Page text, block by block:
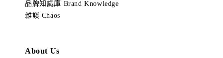
品牌知識庫 Brand Knowledge
雜談 Chaos
About Us